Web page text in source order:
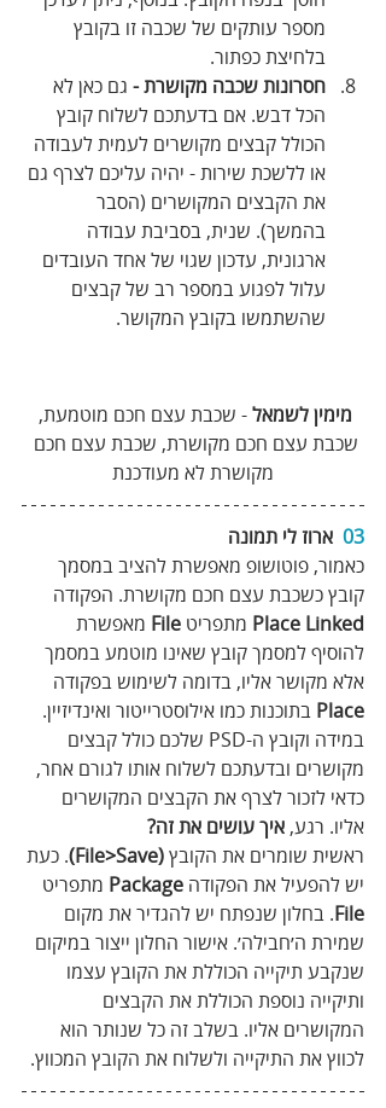
מספר עותקים של שכבה זו בקובץ
בלחיצת כפתור.
חסרונות שכבה מקושרת - גם כאן לא
הכל דבש. אם בדעתכם לשלוח קובץ
הכולל קבצים מקושרים לעמית לעבודה
או ללשכת שירות - יהיה עליכם לצרף גם
את הקבצים המקושרים (הסבר
בהמשך). שנית, בסביבת עבודה
ארגונית, עדכון שגוי של אחד העובדים
עלול לפגוע במספר רב של קבצים
שהשתמשו בקובץ המקושר.
מימין‭ ‬לשמאל‭
‬מקושרת‭ ‬לא‭ ‬מעודכנת
03
  ארוז לי תמונה
כאמור, פוטושופ מאפשרת להציב במסמך
קובץ כשכבת עצם חכם מקושרת. הפקודה
Place Linked מתפריט File מאפשרת
להוסיף למסמך קובץ שאינו מוטמע במסמך
אלא מקושר אליו, בדומה לשימוש בפקודה
Place בתוכנות כמו אילוסטרייטור ואינדיזיין.
במידה וקובץ ה-PSD שלכם כולל קבצים
מקושרים ובדעתכם לשלוח אותו לגורם אחר,
כדאי לזכור לצרף את הקבצים המקושרים
אליו. רגע, איך עושים את זה?
ראשית שומרים את הקובץ (File‪>‬Save)
. כעת
יש להפעיל את הפקודה Package מתפריט
File. בחלון שנפתח יש להגדיר את מקום
שמירת ה׳חבילה׳. אישור החלון ייצור במיקום
שנקבע תיקייה הכוללת את הקובץ עצמו
ותיקייה נוספת הכוללת את הקבצים
המקושרים אליו. בשלב זה כל שנותר הוא
לכווץ את התיקייה ולשלוח את הקובץ המכווץ.